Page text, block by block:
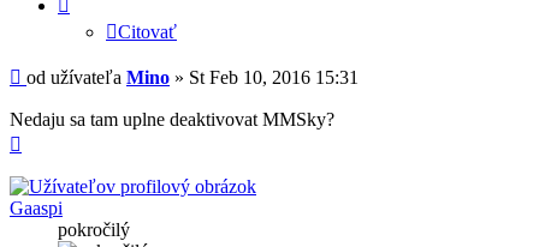
Citovať
Príspevok
od užívateľa Mino » St Feb 10, 2016 15:31
Nedaju sa tam uplne deaktivovat MMSky?
Gaaspi
pokročilý